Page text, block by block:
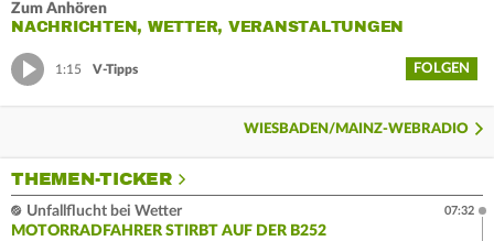
Zum Anhören
NACHRICHTEN, WETTER, VERANSTALTUNGEN
1:15 V-Tipps FOLGEN
WIESBADEN/MAINZ-WEBRADIO
THEMEN-TICKER
Unfallflucht bei Wetter
MOTORRADFAHRER STIRBT AUF DER B252
07:32